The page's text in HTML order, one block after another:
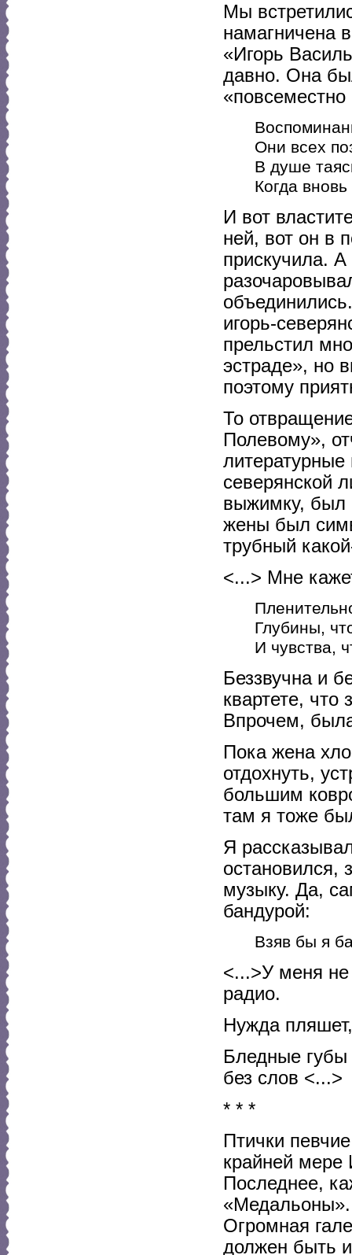
Мы
намагничена
«Игорь
давно. Она
Они всех
В душе
Когда
И вот
ней, вот он в
прискучила.
игорь-
прельстил
эстраде», но
поэтому
То
Полевому»,
северянской
выжимку, был
жены был
трубный
<...> Мне
Глубины,
И чувства,
Беззвучна и
квартете, что
Впрочем,
Пока жена
отдохнуть,
большим
там я тоже
Я
остановился,
музыку. Да,
бандурой:
Взяв бы я
<...>У меня не
радио.
Нужда
Бледные губы
без слов <...>
* * *
Птички
крайней мере
Последнее,
«Медальоны».
Огромная
должен быть